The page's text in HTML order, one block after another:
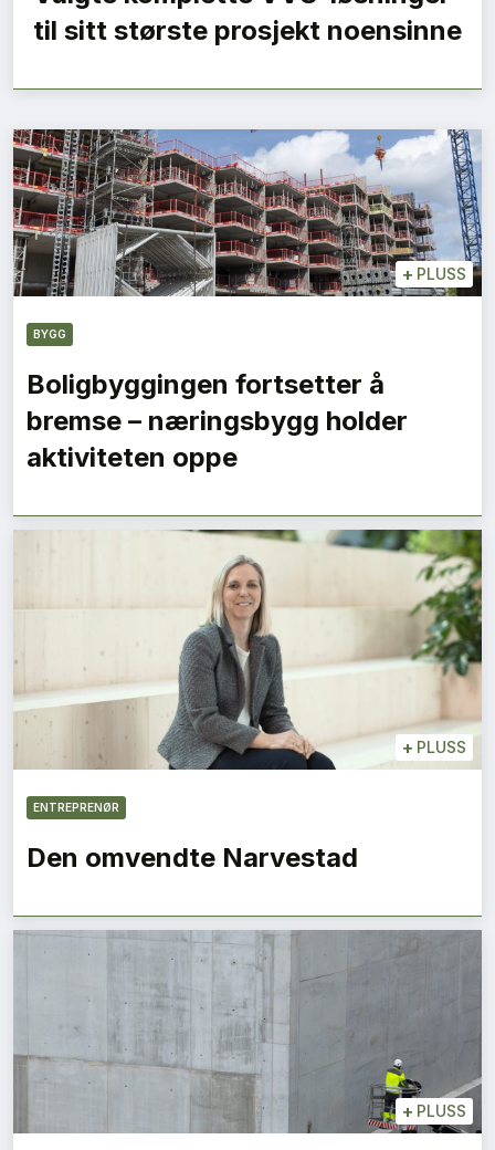
til sitt største prosjekt noensinne
+ PLUSS
BYGG
Boligbyggingen fortsetter å
bremse – næringsbygg holder
aktiviteten oppe
+ PLUSS
ENTREPRENØR
Den omvendte Narvestad
+ PLUSS